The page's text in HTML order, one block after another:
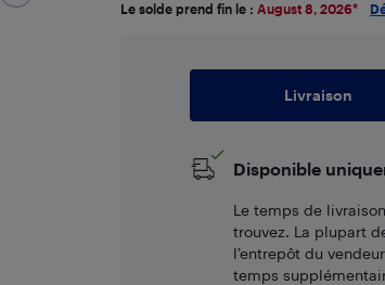
Le solde prend fin le : August 8, 2026*
Livraison
Disponible
Le temps de
trouvez. La plupart
l’entrepôt du
temps